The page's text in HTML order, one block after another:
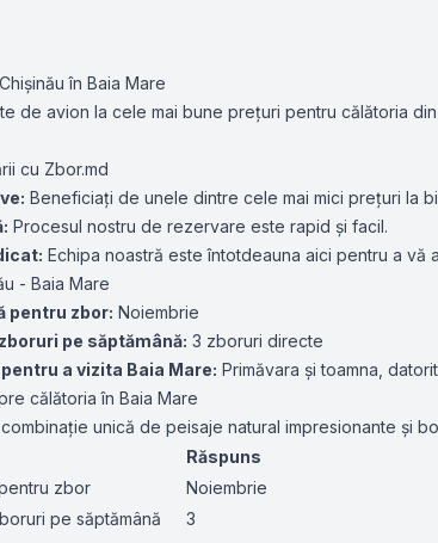
în Baia Mare
de avion la cele mai bune prețuri pentru călătoria
cu Zbor.md
Beneficiați de unele dintre cele mai mici prețuri la
Procesul nostru de rezervare este rapid și facil.
Echipa noastră este întotdeauna aici pentru a vă
- Baia Mare
pentru zbor: Noiembrie
pe săptămână: 3 zboruri directe
a vizita Baia Mare: Primăvara și toamna,
călătoria în Baia Mare
unică de peisaje natural impresionante și
Răspuns
zbor
Noiembrie
pe săptămână
3